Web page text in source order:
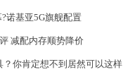
诺基亚5G旗舰配置
减配内存顺势降价
？你肯定想不到居然可以这样